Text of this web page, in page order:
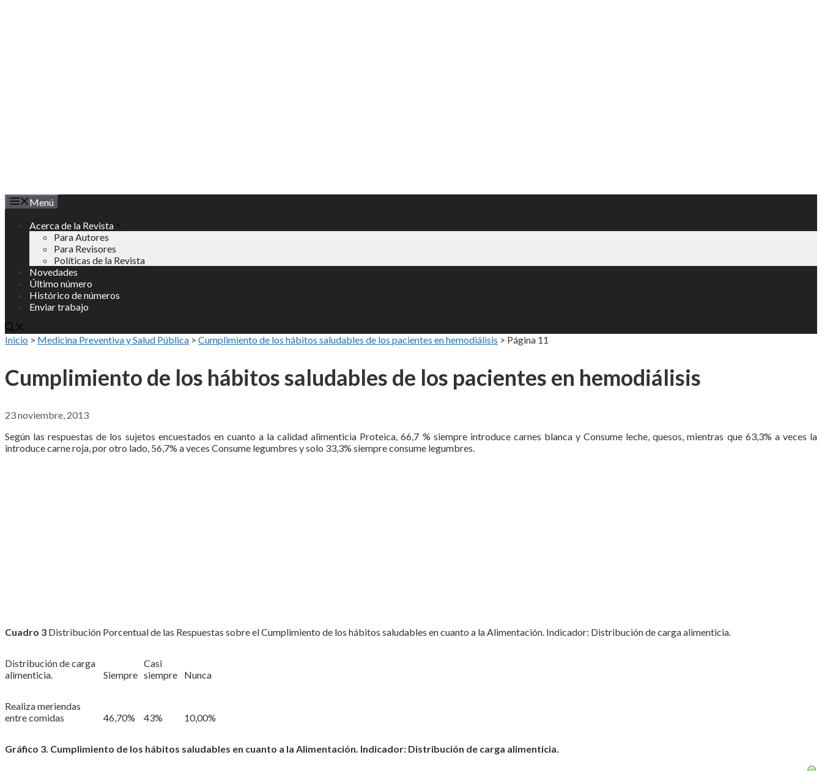
Menú
Acerca de la Revista
Para Autores
Para Revisores
Políticas de la Revista
Novedades
Último número
Histórico de números
Enviar trabajo
Inicio > Medicina Preventiva y Salud Pública > Cumplimiento de los hábitos saludables de los pacientes en hemodiálisis > Página 11
Cumplimiento de los hábitos saludables de los pacientes en hemodiálisis
23 noviembre, 2013
Según las respuestas de los sujetos encuestados en cuanto a la calidad alimenticia Proteica, 66,7 % siempre introduce carnes blanca y Consume leche, quesos, mientras que 63,3% a veces la
introduce carne roja, por otro lado, 56,7% a veces Consume legumbres y solo 33,3% siempre consume legumbres.
Cuadro 3 Distribución Porcentual de las Respuestas sobre el Cumplimiento de los hábitos saludables en cuanto a la Alimentación. Indicador: Distribución de carga alimenticia.
Distribución de carga
alimenticia.
Siempre
Casi
siempre
Nunca
Realiza meriendas
entre comidas
46,70% 43% 10,00%
Gráfico 3. Cumplimiento de los hábitos saludables en cuanto a la Alimentación. Indicador: Distribución de carga alimenticia.